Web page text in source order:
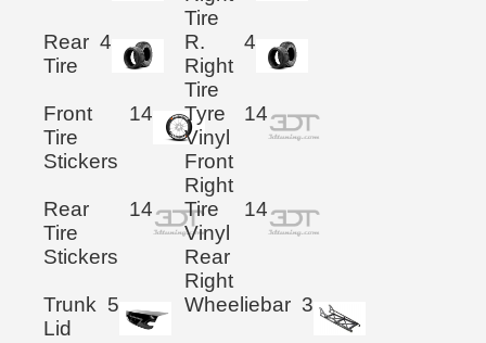
Tire
Rear
Tire
4
R.
Right
Tire
4
Front
Tire
Stickers
14
Tyre
Vinyl
Front
Right
14
Rear
Tire
Stickers
14
Tire
Vinyl
Rear
Right
14
Trunk
Lid
5 Wheeliebar 3